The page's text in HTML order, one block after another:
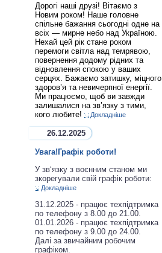
Дорогі наші друзі! Вітаємо з
Новим роком! Наше головне
спільне бажання сьогодні одне на
всіх — мирне небо над Україною.
Нехай цей рік стане роком
перемоги світла над темрявою,
повернення додому рідних та
відновлення спокою у ваших
серцях. Бажаємо затишку, міцного
здоров’я та невичерпної енергії.
Ми працюємо, щоб ви завжди
залишалися на зв’язку з тими,
кого любите!
Докладніше
26.12.2025
Увага!Графік роботи!
У зв‘язку з воєнним станом ми
зкорегували свій графік роботи:
Докладніше
31.12.2025 - працює техпідтримка
по телефону з 8.00 до 21.00.
01.01.2026 - працює техпідтримка
по телефону з 9.00 до 24.00.
Далі за звичайним робочим
графіком.